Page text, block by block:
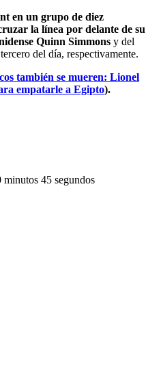
en un grupo de diez
la línea por delante de su
Quinn Simmons y del
del día, respectivamente.
también se mueren: Lionel
empatarle a Egipto).
minutos 45 segundos